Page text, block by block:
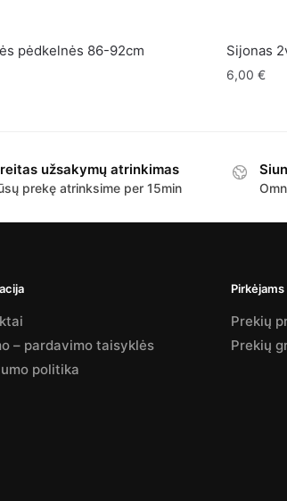
pėdkelnės 86-92cm Sijonas
6,00 €
užsakymų atrinkimas
prekę atrinksime per 15min
– pardavimo taisyklės
politika
Pirkėjams
Prekių
Prekių